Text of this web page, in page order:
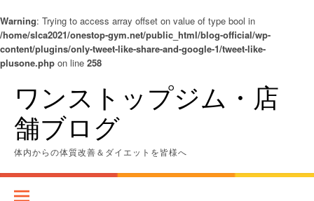
Warning: Trying to access array offset on value of type bool in
/home/slca2021/onestop-gym.net/public_html/blog-official/wp-
content/plugins/only-tweet-like-share-and-google-1/tweet-like-
plusone.php on line 258
キ
ワンストップジム・店
舗ブログ
体内からの体質改善＆ダイエットを皆様へ